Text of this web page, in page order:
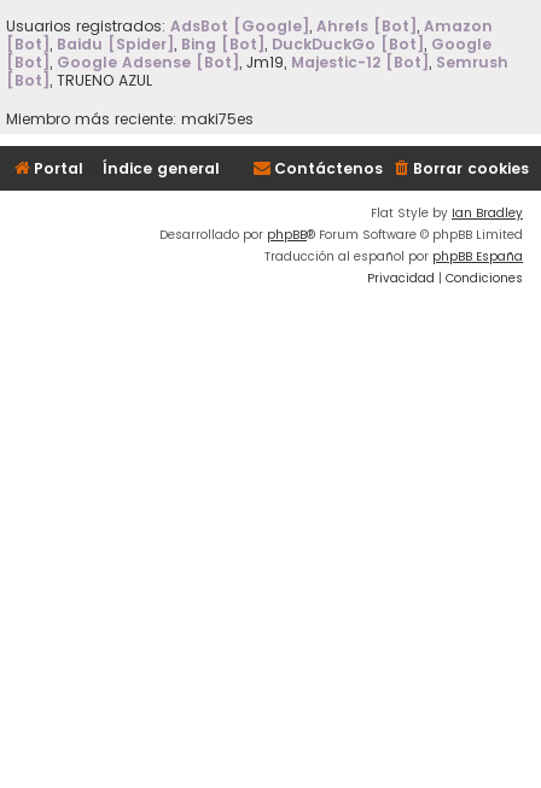
Usuarios registrados: AdsBot [Google], Ahrefs [Bot], Amazon
[Bot], Baidu [Spider], Bing [Bot], DuckDuckGo [Bot], Google
[Bot], Google Adsense [Bot], Jm19, Majestic-12 [Bot], Semrush
[Bot], TRUENO AZUL
Miembro más reciente: maki75es
Portal Índice general Borrar cookies
Contáctenos
Flat Style by Ian Bradley
Desarrollado por phpBB® Forum Software © phpBB Limited
Traducción al español por phpBB España
Privacidad | Condiciones